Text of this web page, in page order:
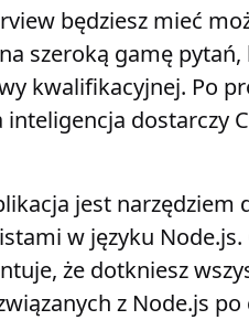
będziesz mieć
szeroką gamę
kwalifikacyjnej. Po
dostarczy
jest
w języku
że dotkniesz
z Node.js